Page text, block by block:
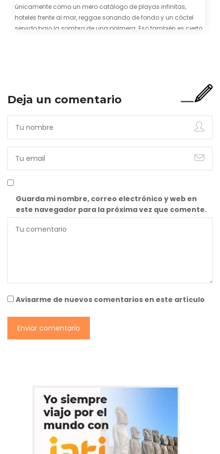
únicamente como un mero catálogo de playas infinitas,
hoteles frente al mar, reggae sonando de fondo y un cóctel
servido bajo la sombra de una palmera. Eso también es cierto.
Deja un comentario
Guarda mi nombre, correo electrónico y web en
este navegador para la próxima vez que comente.
Avisarme de nuevos comentarios en este artículo